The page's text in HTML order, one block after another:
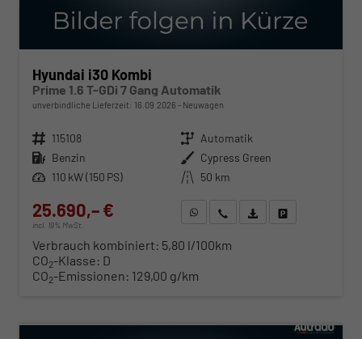
Hyundai i30 Kombi
Prime 1.6 T-GDi 7 Gang Automatik
unverbindliche Lieferzeit: 16.09.2026 Neuwagen
Fahrzeugnr. 115108 Getriebe Automatik
Kraftstoff Benzin Außenfarbe Cypress Green
Leistung 110 kW (150 PS) Kilometerstand 50 km
25.690,– €
incl. 19% MwSt.
WhatsApp anfragen
Wir rufen Sie anFahrzeugexposé (PDF)
Verbrauch kombiniert: 5,80 l/100km
CO2-Klasse: D
CO2-Emissionen: 129,00 g/km